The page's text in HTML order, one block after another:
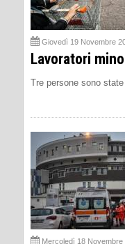
Giovedì 19 Novembre
Lavoratori
Tre persone sono
Mercoledì 18 Novembre